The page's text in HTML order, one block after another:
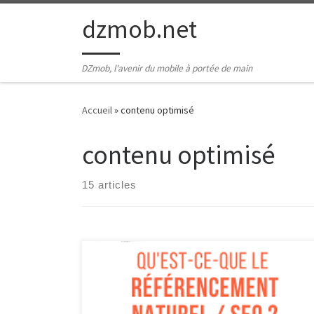
Passer au contenudzmob.net
DZmob, l'avenir du mobile à portée de main
Accueil»contenu optimisé
contenu optimisé
15 articles
Article sur la définition du référencement Le
Référencement : Définition et Enjeux Le
référencement, également connu sous le terme de